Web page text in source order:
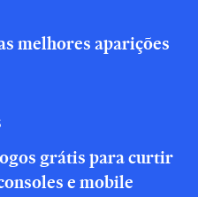
melhores aparições
grátis para curtir
e mobile